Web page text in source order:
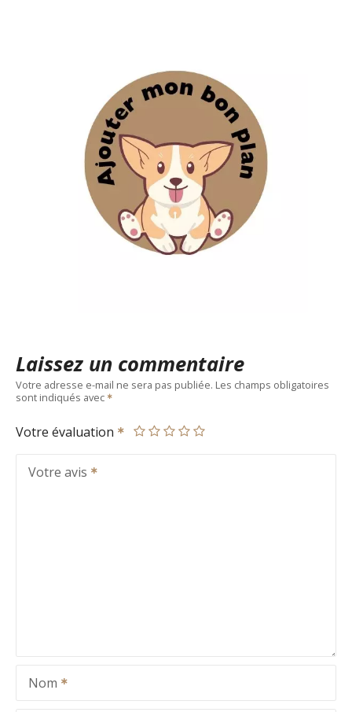
Laissez un commentaire
Votre adresse e-mail ne sera pas publiée. Les champs obligatoires
sont indiqués avec
Votre évaluation
Votre avis
Nom